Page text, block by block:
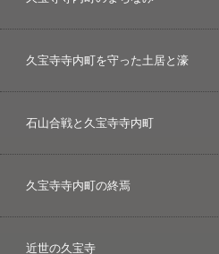
久宝寺寺内町を守った土居と濠
石山合戦と久宝寺寺内町
久宝寺寺内町の終焉
近世の久宝寺